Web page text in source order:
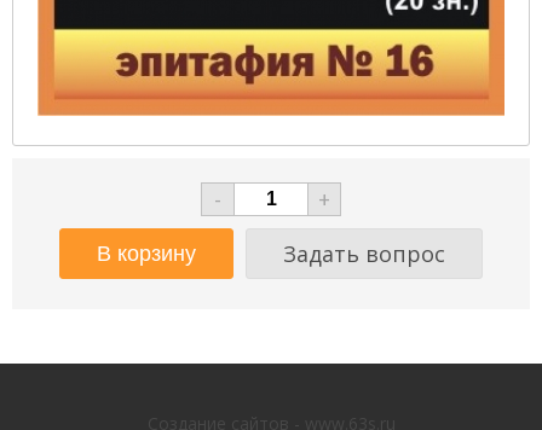
-
+
Задать вопрос
Создание сайтов - www.63s.ru